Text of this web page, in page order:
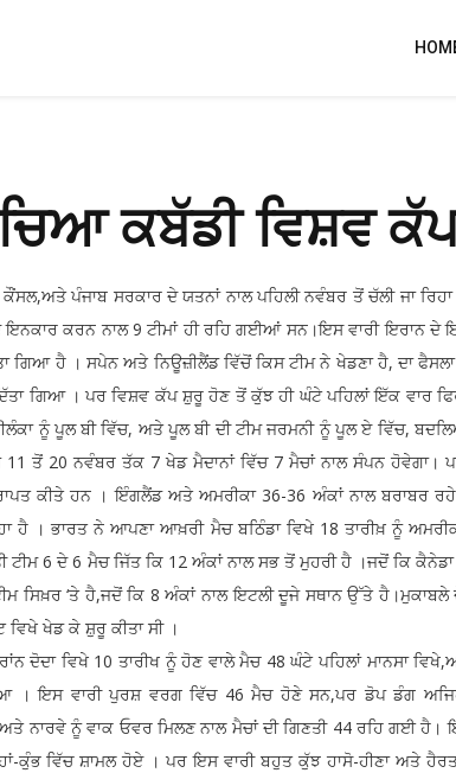
ਕਬੱਡੀ ਵਿਸ਼ਵ
ਪੰਜਾਬ ਸਰਕਾਰ ਦੇ ਯਤਨਾਂ ਨਾਲ ਪਹਿਲੀ ਨਵੰਬਰ ਤੋਂ ਚੱਲੀ ਜਾ
ਕਰਨ ਨਾਲ 9 ਟੀਮਾਂ ਹੀ ਰਹਿ ਗਈਆਂ ਸਨ।ਇਸ ਵਾਰੀ ਇਰਾਨ ਦੇ
ਗਿਆ ਹੈ । ਸਪੇਨ ਅਤੇ ਨਿਊਜ਼ੀਲੈਂਡ ਵਿੱਚੋਂ ਕਿਸ ਟੀਮ ਨੇ ਖੇਡਣਾ ਹੈ, ਦਾ
ਗਿਆ । ਪਰ ਵਿਸ਼ਵ ਕੱਪ ਸ਼ੁਰੂ ਹੋਣ ਤੋਂ ਕੁੱਝ ਹੀ ਘੰਟੇ ਪਹਿਲਾਂ ਇੱਕ ਵਾਰ
ਨੂੰ ਪੂਲ ਬੀ ਵਿੱਚ, ਅਤੇ ਪੂਲ ਬੀ ਦੀ ਟੀਮ ਜਰਮਨੀ ਨੂੰ ਪੂਲ ਏ ਵਿੱਚ,
ਤੋਂ 20 ਨਵੰਬਰ ਤੱਕ 7 ਖੇਡ ਮੈਦਾਨਾਂ ਵਿੱਚ 7 ਮੈਚਾਂ ਨਾਲ ਸੰਪਨ ਹੋਵੇਗਾ।
ਕੀਤੇ ਹਨ । ਇੰਗਲੈਂਡ ਅਤੇ ਅਮਰੀਕਾ 36-36 ਅੰਕਾਂ ਨਾਲ ਬਰਾਬਰ
। ਭਾਰਤ ਨੇ ਆਪਣਾ ਆਖ਼ਰੀ ਮੈਚ ਬਠਿੰਡਾ ਵਿਖੇ 18 ਤਾਰੀਖ਼ ਨੂੰ
6 ਦੇ 6 ਮੈਚ ਜਿੱਤ ਕਿ 12 ਅੰਕਾਂ ਨਾਲ ਸਭ ਤੋਂ ਮੁਹਰੀ ਹੈ ।ਜਦੋਂ ਕਿ
ਸਿਖ਼ਰ ‘ਤੇ ਹੈ,ਜਦੋਂ ਕਿ 8 ਅੰਕਾਂ ਨਾਲ ਇਟਲੀ ਦੂਜੇ ਸਥਾਨ ਉੱਤੇ ਹੈ।ਮੁਕਾਬਲੇ
ਖੇਡ ਕੇ ਸ਼ੁਰੂ ਕੀਤਾ ਸੀ ।
10 ਤਾਰੀਖ ਨੂੰ ਹੋਣ ਵਾਲੇ ਮੈਚ 48 ਘੰਟੇ ਪਹਿਲਾਂ ਮਾਨਸਾ ਵਿਖੇ,ਅਤੇ
। ਇਸ ਵਾਰੀ ਪੁਰਸ਼ ਵਰਗ ਵਿੱਚ 46 ਮੈਚ ਹੋਣੇ ਸਨ,ਪਰ ਡੋਪ ਡੰਗ
ਨਾਰਵੇ ਨੂੰ ਵਾਕ ਓਵਰ ਮਿਲਣ ਨਾਲ ਮੈਚਾਂ ਦੀ ਗਿਣਤੀ 44 ਰਹਿ ਗਈ ਹੈ।
ਕੁੰਭ ਵਿੱਚ ਸ਼ਾਮਲ ਹੋਏ । ਪਰ ਇਸ ਵਾਰੀ ਬਹੁਤ ਕੁੱਝ ਹਾਸੋ-ਹੀਣਾ ਅਤੇ